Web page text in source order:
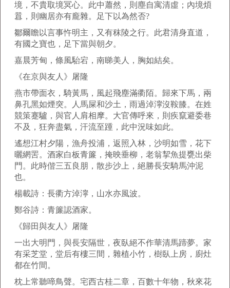
境，不貴取境冥心。此中蕭然，則塵自寓清虛；內境煩
囂，則幽居亦有龐雜。足下以為然否?
鄒爾瞻以言事忤明主，又有秣陵之行。此君清身直道，
有國之寶也，足下當與朝夕。
嘉晨芳甸，條風駘宕，南睇美人，胸如結矣。
《在京與友人》屠隆
燕市帶面衣，騎黃馬，風起飛塵滿衢陌。歸來下馬，兩
鼻孔黑如煙突。人馬屎和沙土，雨過淖濘沒鞍膝。在姓
競策蹇驢，與官人肩相摩。大官傳呼來，則疾竄避委巷
不及，狂奔盡氣，汗流至踵，此中況味如此。
遙想江村夕陽，漁舟投浦，返照入林，沙明如雪，花下
曬網罟。酒家白板青簾，掩映垂柳，老翁挈魚提甕出柴
門。此時偕三五良朋，散步沙上，絕勝長安騎馬沖泥
也。
楊載詩：長衢方淖濘，山水亦風波。
鄭谷詩：青簾認酒家。
《歸田與友人》屠隆
一出大明門，與長安隔世，夜臥絕不作華清馬蹄夢。家
有采芝堂，堂后有樓三間，雜植小竹，樹臥上房，廚灶
都在竹間。
枕上常聽啼鳥聲。宅西古桂二章，百數十年物，秋來花